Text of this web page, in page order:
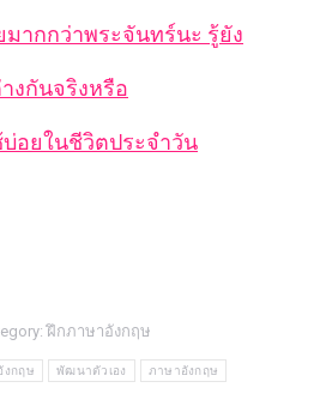
มากกว่าพระจันทร์นะ รู้ยัง
างกันจริงหรือ
อยในชีวิตประจำวัน
ฝึกภาษาอังกฤษ
งกฤษ พัฒนาตัวเอง ภาษาอังกฤษ